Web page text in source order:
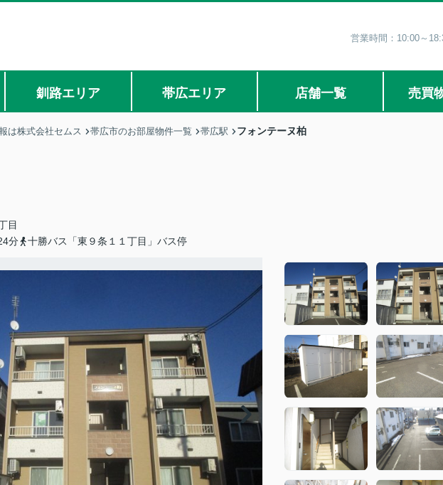
営業時間：10:00～
釧路エリア 帯広エリア 店舗一覧 売買
は株式会社セムス 帯広市のお部屋物件一覧 帯広駅 フォンテーヌ柏
目
分
十勝バス「東９条１１丁目」バス停